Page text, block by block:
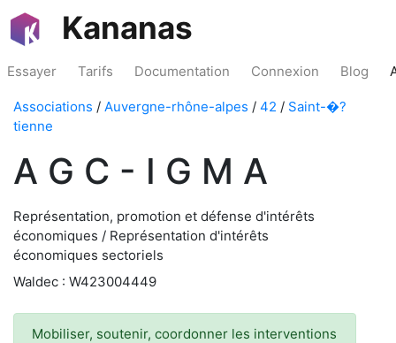
Kananas
Essayer Tarifs Documentation Connexion Blog
Associations / Auvergne-rhône-alpes / 42 / Saint-�?
tienne
A G C - I G M A
Représentation, promotion et défense d'intérêts
économiques / Représentation d'intérêts
économiques sectoriels
Waldec : W423004449
Mobiliser, soutenir, coordonner les interventions